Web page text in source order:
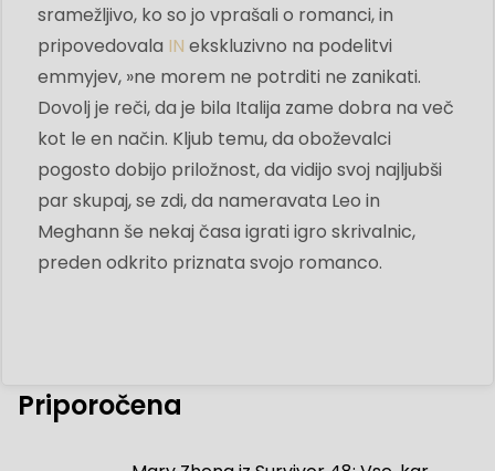
sramežljivo, ko so jo vprašali o romanci, in
pripovedovala IN ekskluzivno na podelitvi
emmyjev, »ne morem ne potrditi ne zanikati.
Dovolj je reči, da je bila Italija zame dobra na več
kot le en način. Kljub temu, da oboževalci
pogosto dobijo priložnost, da vidijo svoj najljubši
par skupaj, se zdi, da nameravata Leo in
Meghann še nekaj časa igrati igro skrivalnic,
preden odkrito priznata svojo romanco.
Priporočena